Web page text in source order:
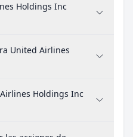
Holdings Inc
United Airlines
Holdings Inc